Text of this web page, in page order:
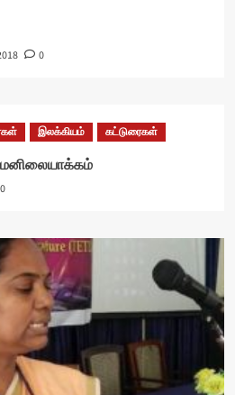
0
இலக்கியம் கட்டுரைகள்
0